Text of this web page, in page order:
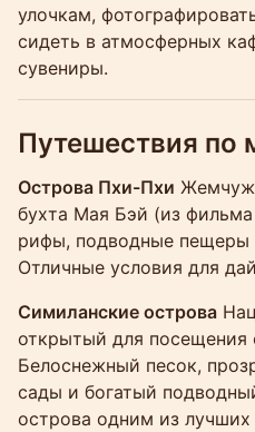
улочкам,
сидеть в атмосферных
сувениры.
Путешествия по
Острова Пхи-Пхи
бухта Мая Бэй (из
рифы, подводные пещеры
Отличные условия для
Симиланские острова
открытый для посещения
Белоснежный песок,
сады и богатый
острова одним из